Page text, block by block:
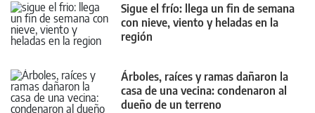
Sigue el frío: llega un fin de semana
con nieve, viento y heladas en la
región
Árboles, raíces y ramas dañaron la
casa de una vecina: condenaron al
dueño de un terreno